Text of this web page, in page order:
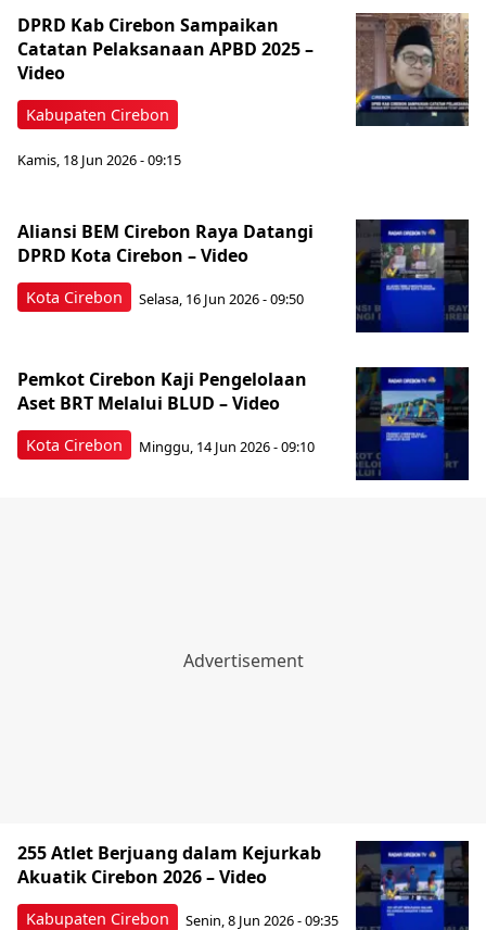
Kabupaten Cirebon
DPRD Kab Cirebon Sampaikan
Catatan Pelaksanaan APBD 2025 –
Video
Kamis, 18 Jun 2026 - 09:15
Kota Cirebon
Aliansi BEM Cirebon Raya Datangi
DPRD Kota Cirebon – Video
Selasa, 16 Jun 2026 - 09:50
Kota Cirebon
Pemkot Cirebon Kaji Pengelolaan
Aset BRT Melalui BLUD – Video
Minggu, 14 Jun 2026 - 09:10
Kabupaten Cirebon
255 Atlet Berjuang dalam Kejurkab
Akuatik Cirebon 2026 – Video
Senin, 8 Jun 2026 - 09:35